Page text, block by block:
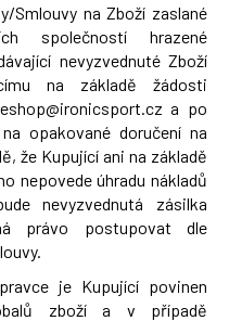
Smlouvy na Zboží zaslané
společností hrazené
nevyzvednuté Zboží
na základě žádosti
eshop@ironicsport.cz a po
opakované doručení na
že Kupující ani na základě
nepovede úhradu nákladů
nevyzvednutá zásilka
právo postupovat dle
je Kupující povinen
zboží a v případě